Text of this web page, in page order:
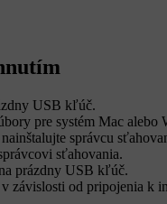
USB kľúč.
pre systém Mac alebo
správcu
sťahovania.
prázdny USB kľúč.
v závislosti od pripojenia